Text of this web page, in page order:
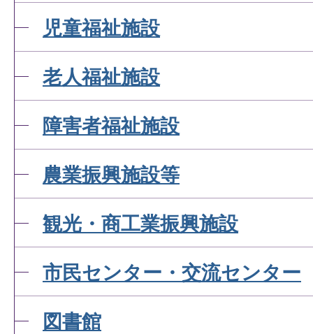
児童福祉施設
老人福祉施設
障害者福祉施設
農業振興施設等
観光・商工業振興施設
市民センター・交流センター
図書館